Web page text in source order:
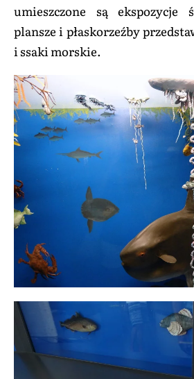
umieszczone są ekspozycje
plansze i płaskorzeźby
i ssaki morskie.